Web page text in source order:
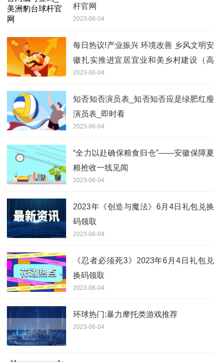
杆官网
2023-06-04
每日热议!产业振兴 环境改善 乡风文明安
徽扎实推进宜居宜业和美乡村建设（高
质量发展调研行）
2023-06-04
知否知否演员表_知否知否应是绿肥红瘦
演员表_即时看
2023-06-04
“全力以赴确保粮食归仓”——安徽保障夏
粮抢收一线见闻
2023-06-04
2023年《创造与魔法》6月4日礼包兑换
码领取
2023-06-04
《忍者必须死3》2023年6月4日礼包兑
换码领取
2023-06-04
环球热门:暴力摩托类游戏推荐
2023-06-04